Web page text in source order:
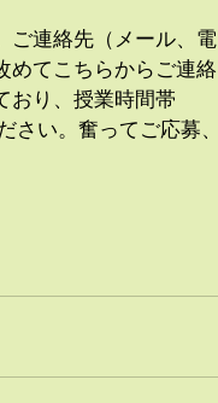
ご連絡先（メール、電
めてこちらからご連絡
おり、授業時間帯
さい。奮ってご応募、